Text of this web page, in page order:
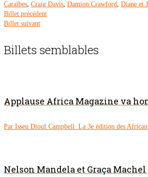
Caraïbes, Craig Davis, Damion Crawford, Diane et
Billet précédent
Billet suivant
Billets semblables
Applause Africa Magazine va
Par Isseu Diouf Campbell La 3e édition des
Nelson Mandela et Graça